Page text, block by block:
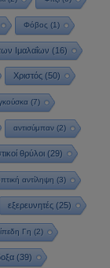
Φόβος (1)
Ιμαλαΐων (16)
Χριστός(50)
(7)
αντισύμπαν (2)
θρύλοι (29)
αντίληψη (3)
εξερευνητές(25)
Γη (2)
(39)